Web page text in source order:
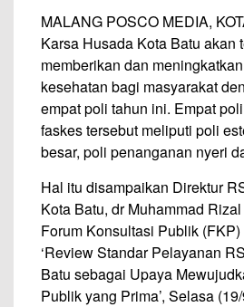
MALANG POSCO MEDIA,
Karsa Husada Kota Batu akan
memberikan dan
kesehatan bagi masyarakat
empat poli tahun ini. Empat
faskes tersebut meliputi poli
besar, poli penanganan nyeri
Hal itu disampaikan Direktur
Kota Batu, dr Muhammad
Forum Konsultasi Publik
‘Review Standar Pelayanan
Batu sebagai Upaya
Publik yang Prima’, Selasa